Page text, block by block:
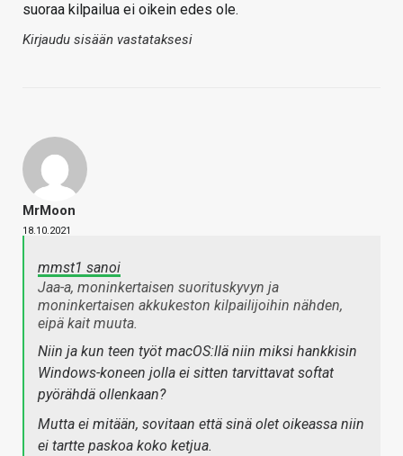
suoraa kilpailua ei oikein edes ole.
Kirjaudu sisään vastataksesi
MrMoon
18.10.2021
mmst1 sanoi
Jaa-a, moninkertaisen suorituskyvyn ja
moninkertaisen akkukeston kilpailijoihin nähden,
eipä kait muuta.
Niin ja kun teen työt macOS:llä niin miksi hankkisin
Windows-koneen jolla ei sitten tarvittavat softat
pyörähdä ollenkaan?
Mutta ei mitään, sovitaan että sinä olet oikeassa niin
ei tartte paskoa koko ketjua.